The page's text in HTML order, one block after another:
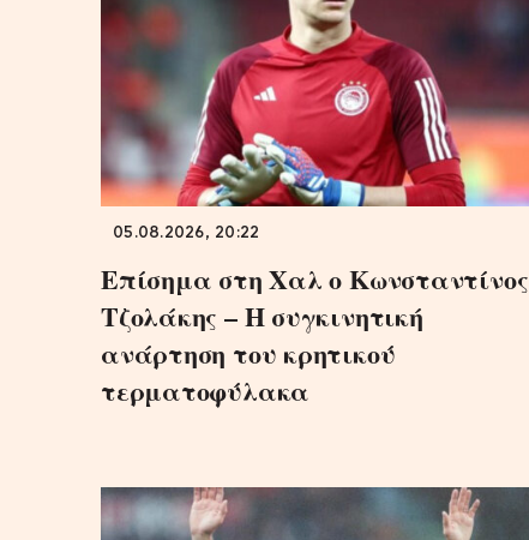
05.08.2026, 20:22
Επίσημα στη Χαλ ο Κωνσταντίνος
Τζολάκης – Η συγκινητική
ανάρτηση του κρητικού
τερματοφύλακα